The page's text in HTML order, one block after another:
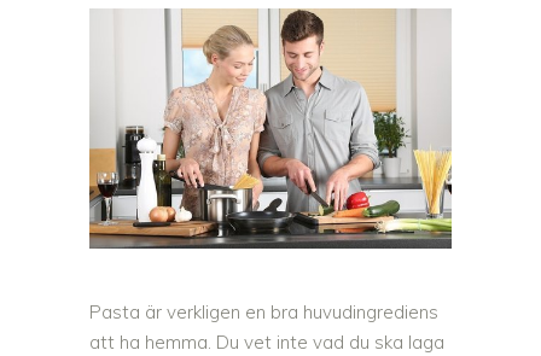
Pasta är verkligen en bra huvudingrediens
att ha hemma. Du vet inte vad du ska laga